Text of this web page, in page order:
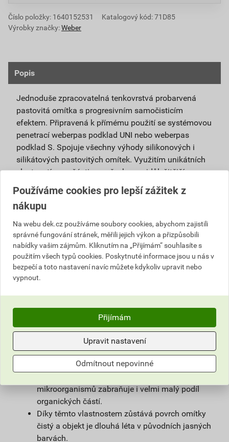
Číslo položky: 1640152531
Katalogový kód: 71D85
Výrobky značky:Weber
Popis
Jednoduše zpracovatelná tenkovrstvá probarvená
pastovitá omítka s progresivním samočisticím
efektem. Připravená k přímému použití se systémovou
penetrací weberpas podklad UNI nebo weberpas
podklad S. Spojuje všechny výhody silikonových i
silikátových pastovitých omítek. Využitím unikátních
vlastností nanočástic se všechny nejdůležitější
vlastnosti obou omítek umocňují.
Je vhodná pro použití v exteriéru i interiéru a pro
na vlhké zdivo.
Použitím samočisticí omítky weberpas
extraClean se výrazně prodlužuje životnost
fasády a podstatně snižují náklady na její
údržbu.
vlivem proudění vzduchu jen nepatrný
elektrostatický náboj a prach z ovzduší na
povrchu omítky neulpívá.
Omítka je zároveň hydrofobní. Tím zůstává na
povrchu fasády minimum vody, která utváří
mikroorganismů zabraňuje i velmi malý podíl
organických částí.
Díky těmto vlastnostem zůstává povrch omítky
čistý a objekt je dlouhá léta v původních jasných
barvách.
Používáme cookies pro lepší zážitek z
nákupu
Na webu dek.cz používáme soubory cookies, abychom zajistili
správné fungování stránek, měřili jejich výkon a přizpůsobili
nabídky vašim zájmům. Kliknutím na „Přijímám“ souhlasíte s
použitím všech typů cookies. Poskytnuté informace jsou u nás v
bezpečí a toto nastavení navíc můžete kdykoliv upravit nebo
vypnout.
Přijímám
Upravit nastavení
Odmítnout nepovinné